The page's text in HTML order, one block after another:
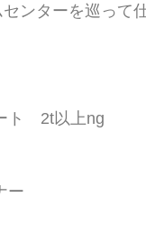
ンターを巡って
ト 2t以上ng
ー